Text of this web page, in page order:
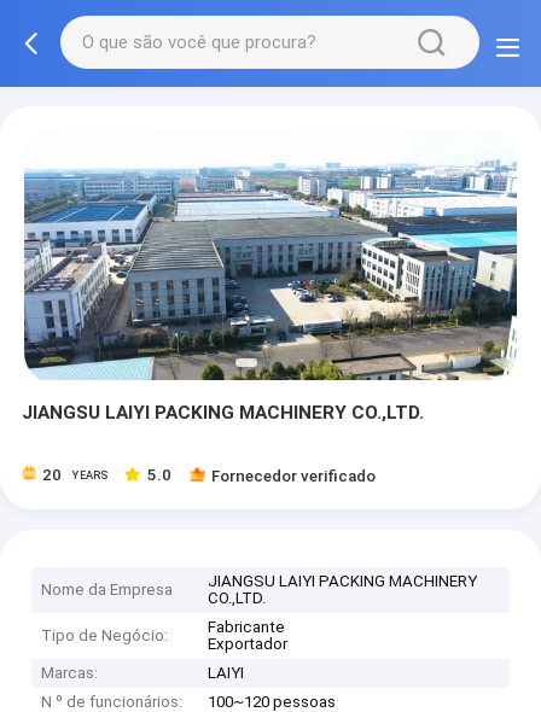
JIANGSU LAIYI PACKING MACHINERY CO.,LTD.
20 YEARS 5.0 Fornecedor verificado
Nome da Empresa
JIANGSU LAIYI PACKING MACHINERY
CO.,LTD.
Tipo de Negócio:
Fabricante
Exportador
Marcas:
LAIYI
N º de funcionários:
100~120 pessoas